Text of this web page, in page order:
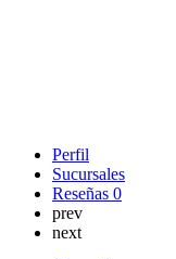
Perfil
Sucursales
Reseñas 0
prev
next